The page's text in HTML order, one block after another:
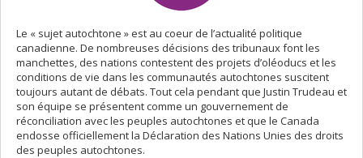
Le « sujet autochtone » est au coeur de l’actualité politique
canadienne. De nombreuses décisions des tribunaux font les
manchettes, des nations contestent des projets d’oléoducs et les
conditions de vie dans les communautés autochtones suscitent
toujours autant de débats. Tout cela pendant que Justin Trudeau et
son équipe se présentent comme un gouvernement de
réconciliation avec les peuples autochtones et que le Canada
endosse officiellement la Déclaration des Nations Unies des droits
des peuples autochtones.